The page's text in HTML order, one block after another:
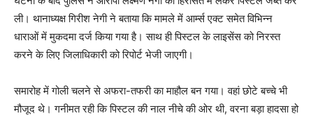
ली। थानाध्यक्ष गिरीश नेगी ने बताया कि मामले में आर्म्स एक्ट समेत विभिन्न
धाराओं में मुकदमा दर्ज किया गया है। साथ ही पिस्टल के लाइसेंस को निरस्त
करने के लिए जिलाधिकारी को रिपोर्ट भेजी जाएगी।
समारोह में गोली चलने से अफरा-तफरी का माहौल बन गया। वहां छोटे बच्चे भी
मौजूद थे। गनीमत रही कि पिस्टल की नाल नीचे की ओर थी, वरना बड़ा हादसा हो